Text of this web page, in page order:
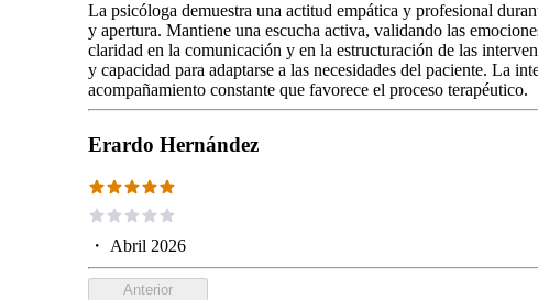
La psicóloga demuestra una actitud empática y profesional
y apertura. Mantiene una escucha activa, validando las
claridad en la comunicación y en la estructuración de las
y capacidad para adaptarse a las necesidades del paciente. La
acompañamiento constante que favorece el proceso terapéutico.
Erardo Hernández
・ Abril 2026
Anterior